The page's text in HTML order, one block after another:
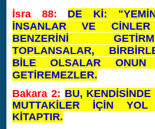
İsra 88:
DE Kİ:
İNSANLAR VE
BENZERİNİ
TOPLANSALAR,
BİLE OLSALAR ONUN
GETİREMEZLER.
Bakara 2: BU, KENDİSİNDE
MUTTAKİLER İÇİN
KİTAPTIR.